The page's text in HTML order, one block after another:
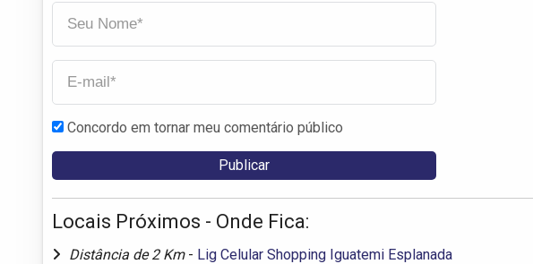
Concordo em tornar meu comentário público
Locais Próximos - Onde Fica:
Distância de 2 Km - Lig Celular Shopping Iguatemi Esplanada